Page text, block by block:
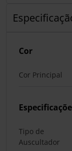
Cor
Cor Principal
Tipo de
Auscultador